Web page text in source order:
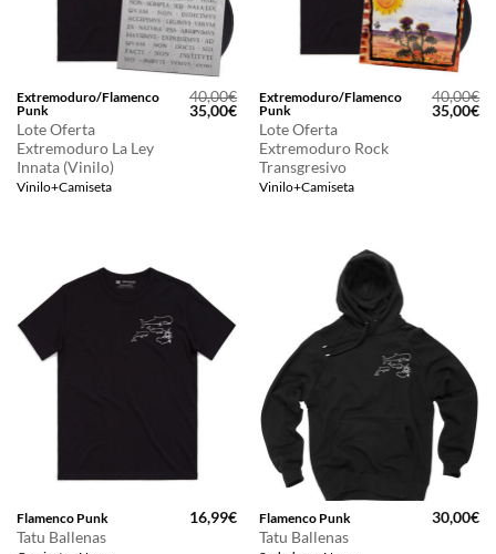
Extremoduro/Flamenco
Punk
Lote Oferta
Extremoduro La Ley
Innata (Vinilo)
Vinilo+Camiseta
40,00€
El
precio
35,00€El
precio
actual
35,00€.
Extremoduro/Flamenco
Punk
Lote Oferta
Extremoduro Rock
Transgresivo
Vinilo+Camiseta
40,00€
El
precio
35,00€El
Flamenco Punk
Tatu Ballenas
16,99€ Flamenco Punk
Tatu Ballenas
30,00€